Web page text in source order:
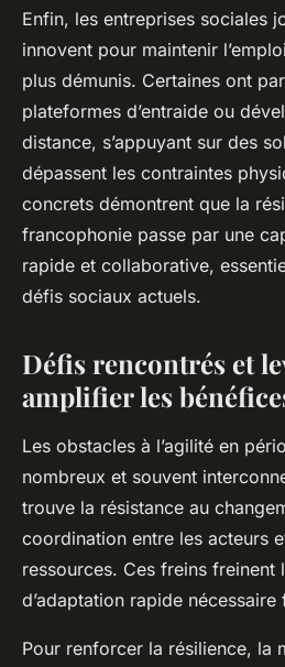
Enfin, les entreprises sociales
innovent pour maintenir
plus démunis. Certaines ont
plateformes d’entraide ou
distance, s’appuyant sur des
dépassent les contraintes
concrets démontrent que la
francophonie passe par une
rapide et collaborative,
défis sociaux actuels.
Défis rencontrés et
amplifier les
Les obstacles à l’agilité en
nombreux et souvent
trouve la résistance au
coordination entre les acteurs
ressources. Ces freins freinent
d’adaptation rapide
Pour renforcer la résilience, la